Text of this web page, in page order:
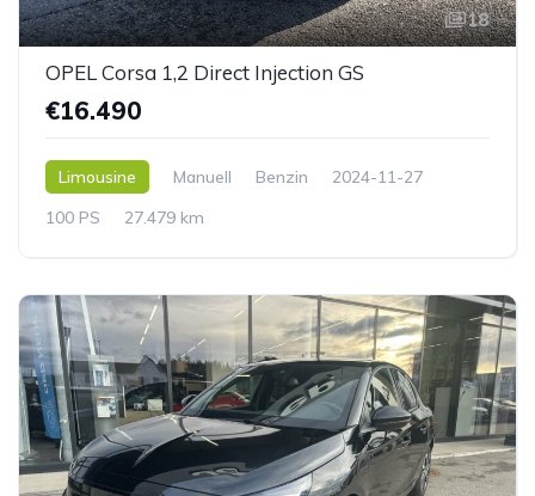
18
OPEL Corsa 1,2 Direct Injection GS
€16.490
Limousine Manuell Benzin
2024-11-27
100 PS
27.479 km